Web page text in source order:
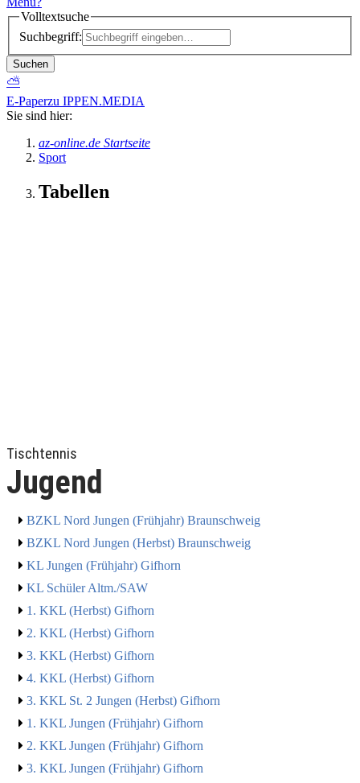
Volltextsuche
Suchbegriff:
Suchen
⛅
E-Paperzu IPPEN.MEDIA
Sie sind hier:
az-online.de Startseite
Sport
Tabellen
Tischtennis
Jugend
BZKL Nord Jungen (Frühjahr) Braunschweig
BZKL Nord Jungen (Herbst) Braunschweig
KL Jungen (Frühjahr) Gifhorn
KL Schüler Altm./SAW
1. KKL (Herbst) Gifhorn
2. KKL (Herbst) Gifhorn
3. KKL (Herbst) Gifhorn
4. KKL (Herbst) Gifhorn
3. KKL St. 2 Jungen (Herbst) Gifhorn
1. KKL Jungen (Frühjahr) Gifhorn
2. KKL Jungen (Frühjahr) Gifhorn
3. KKL Jungen (Frühjahr) Gifhorn